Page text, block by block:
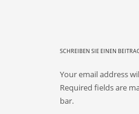
SCHREIBEN SIE EINEN
Your email address
Required fields are
bar.